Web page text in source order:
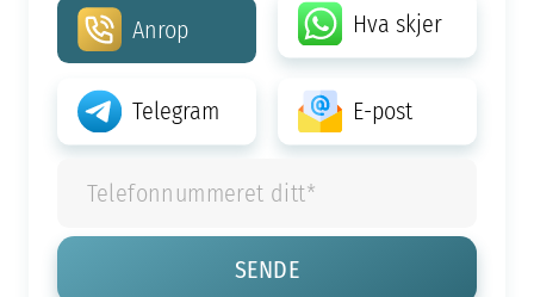
Anrop Hva skjer
Telegram E-post